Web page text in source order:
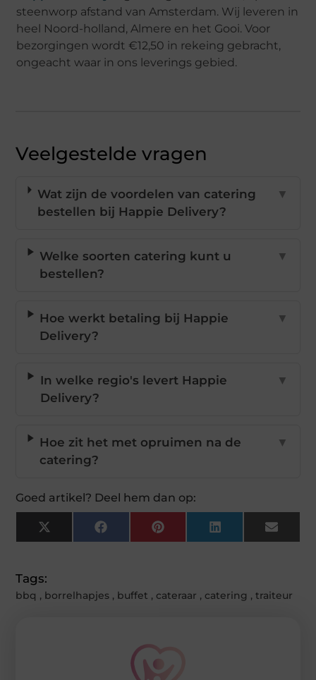
steenworp afstand van Amsterdam. Wij leveren in
heel Noord-holland, Almere en het Gooi. Voor
bezorgingen wordt €12,50 in rekeing gebracht,
ongeacht waar in ons leverings gebied.
Veelgestelde vragen
Wat zijn de voordelen van catering
bestellen bij Happie Delivery?
▼
Welke soorten catering kunt u
bestellen?
▼
Hoe werkt betaling bij Happie
Delivery?
▼
In welke regio's levert Happie
Delivery?
▼
Hoe zit het met opruimen na de
catering?
▼
Goed artikel? Deel hem dan op:
X
(Twitter)
FacebookPinterestLinkedInEmail
Tags:
bbq , borrelhapjes , buffet , cateraar , catering ,traiteur